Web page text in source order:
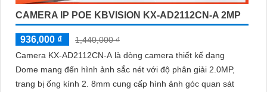
CAMERA IP POE KBVISION KX-AD2112CN-A 2MP
936,000 ₫
1,440,000 ₫
Camera KX-AD2112CN-A là dòng camera thiết kế dạng
Dome mang đến hình ảnh sắc nét với độ phân giải 2.0MP,
trang bị ống kính 2. 8mm cung cấp hình ảnh góc quan sát